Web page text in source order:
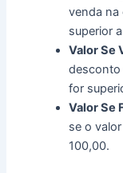
venda na
superior
Valor Se
desconto
for
Valor Se
se o
100,00.